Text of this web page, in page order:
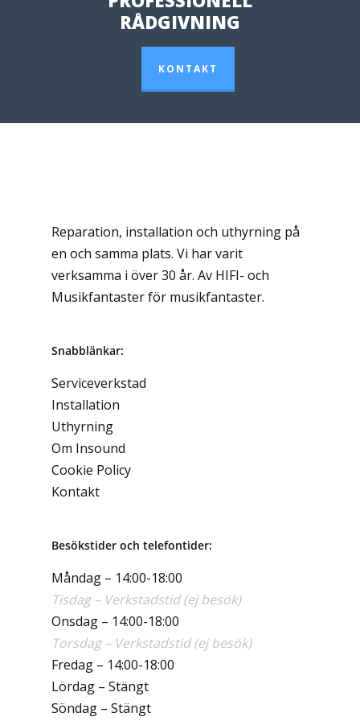
RÅDGIVNING
KONTAKT
Reparation, installation och uthyrning på
en och samma plats. Vi har varit
verksamma i över 30 år. Av HIFI- och
Musikfantaster för musikfantaster.
Snabblänkar:
Serviceverkstad
Installation
Uthyrning
Om Insound
Cookie Policy
Kontakt
Besökstider och telefontider:
Måndag – 14:00-18:00
Tisdag – Verkstadstid (ej besök)
Onsdag – 14:00-18:00
Torsdag – Verkstadstid (ej besök)
Fredag – 14:00-18:00
Lördag – Stängt
Söndag – Stängt